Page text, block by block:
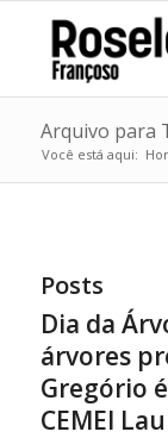
Arquivo para
Você está aqui:
Posts
Dia da
árvores
Gregório
CEMEI